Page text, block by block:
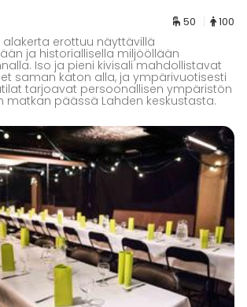
50 100
alakerta erottuu näyttävillä
ja historiallisella miljööllään
Iso ja pieni kivisali mahdollistavat
saman katon alla, ja ympärivuotisesti
tarjoavat persoonallisen ympäristön
matkan päässä Lahden keskustasta.